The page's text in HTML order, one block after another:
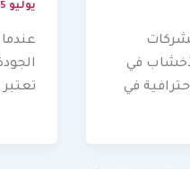
في
في
يوليو 25, 2026